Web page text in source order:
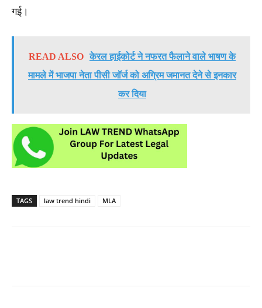
गई।
READ ALSO केरल हाईकोर्ट ने नफरत फैलाने वाले भाषण के
मामले में भाजपा नेता पीसी जॉर्ज को अग्रिम जमानत देने से इनकार
कर दिया
TAGS law trend hindi MLA